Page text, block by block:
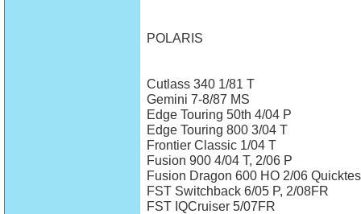
POLARIS
Cutlass 340 1/81 T
Gemini 7-8/87 MS
Edge Touring 50th 4/04 P
Edge Touring 800 3/04 T
Frontier Classic 1/04 T
Fusion 900 4/04 T, 2/06 P
Fusion Dragon 600 HO 2/06
FST Switchback 6/05 P, 2/08FR
FST IQCruiser 5/07FR